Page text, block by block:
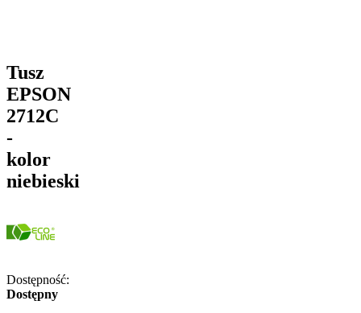
Tusz
EPSON
2712C
-
kolor
niebieski
Dostępność:
Dostępny